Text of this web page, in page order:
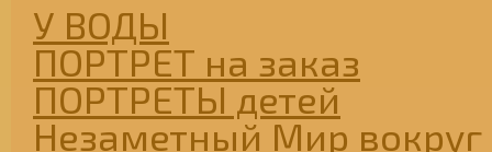
У ВОДЫ
ПОРТРЕТ на заказ
ПОРТРЕТЫ детей
Незаметный Мир вокруг